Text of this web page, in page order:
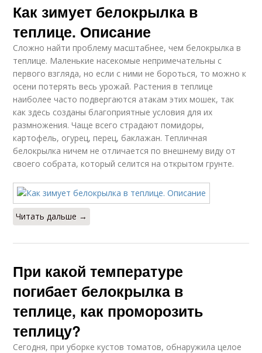
Как зимует белокрылка в
теплице. Описание
Сложно найти проблему масштабнее, чем белокрылка в
теплице. Маленькие насекомые непримечательны с
первого взгляда, но если с ними не бороться, то можно к
осени потерять весь урожай. Растения в теплице
наиболее часто подвергаются атакам этих мошек, так
как здесь созданы благоприятные условия для их
размножения. Чаще всего страдают помидоры,
картофель, огурец, перец, баклажан. Тепличная
белокрылка ничем не отличается по внешнему виду от
своего собрата, который селится на открытом грунте.
Читать дальше →
При какой температуре
погибает белокрылка в
теплице, как проморозить
теплицу?
Сегодня, при уборке кустов томатов, обнаружила целое